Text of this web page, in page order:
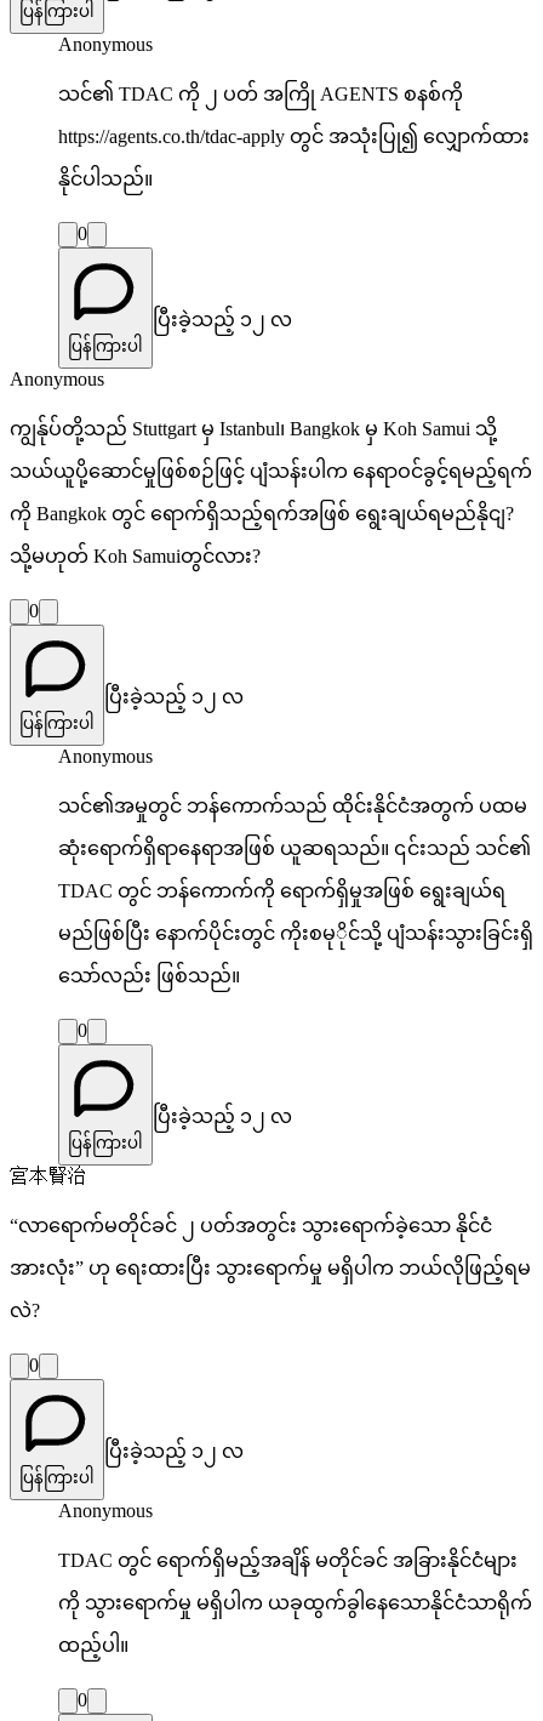
ပြန်ကြားပါ
Anonymous
သင်၏ TDAC ကို ၂ ပတ် အကြို AGENTS စနစ်ကို
https://agents.co.th/tdac-apply တွင် အသုံးပြု၍ လျှောက်ထား
နိုင်ပါသည်။
0
ပြန်ကြားပါ
ပြီးခဲ့သည့် ၁၂ လ
Anonymous
ကျွန်ုပ်တို့သည် Stuttgart မှ Istanbul၊ Bangkok မှ Koh Samui သို့
သယ်ယူပို့ဆောင်မှုဖြစ်စဉ်ဖြင့် ပျံသန်းပါက နေရာဝင်ခွင့်ရမည့်ရက်
ကို Bangkok တွင် ရောက်ရှိသည့်ရက်အဖြစ် ရွေးချယ်ရမည်နိုငျ?
သို့မဟုတ် Koh Samuiတွင်လား?
0
ပြန်ကြားပါ
ပြီးခဲ့သည့် ၁၂ လ
Anonymous
သင်၏အမှုတွင် ဘန်ကောက်သည် ထိုင်းနိုင်ငံအတွက် ပထမ
ဆုံးရောက်ရှိရာနေရာအဖြစ် ယူဆရသည်။ ၎င်းသည် သင်၏
TDAC တွင် ဘန်ကောက်ကို ရောက်ရှိမှုအဖြစ် ရွေးချယ်ရ
မည်ဖြစ်ပြီး နောက်ပိုင်းတွင် ကိုးစမုိုင်သို့ ပျံသန်းသွားခြင်းရှိ
သော်လည်း ဖြစ်သည်။
0
ပြန်ကြားပါ
ပြီးခဲ့သည့် ၁၂ လ
宮本賢治
“လာရောက်မတိုင်ခင် ၂ ပတ်အတွင်း သွားရောက်ခဲ့သော နိုင်ငံ
အားလုံး” ဟု ရေးထားပြီး သွားရောက်မှု မရှိပါက ဘယ်လိုဖြည့်ရမ
လဲ?
0
ပြန်ကြားပါ
ပြီးခဲ့သည့် ၁၂ လ
Anonymous
TDAC တွင် ရောက်ရှိမည့်အချိန် မတိုင်ခင် အခြားနိုင်ငံများ
ကို သွားရောက်မှု မရှိပါက ယခုထွက်ခွါနေသောနိုင်ငံသာရိုက်
ထည့်ပါ။
0